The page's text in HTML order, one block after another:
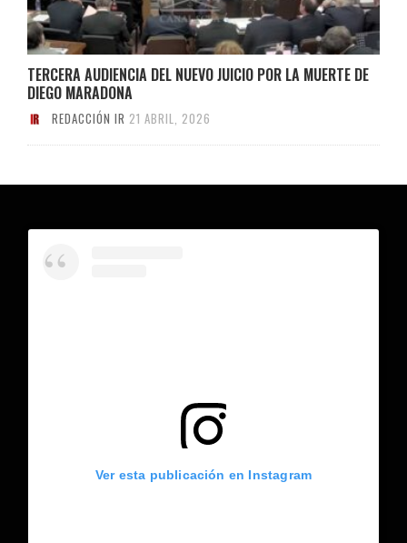
TERCERA AUDIENCIA DEL NUEVO JUICIO POR LA MUERTE DE
DIEGO MARADONA
REDACCIÓN IR 21 ABRIL, 2026
Ver esta publicación en Instagram